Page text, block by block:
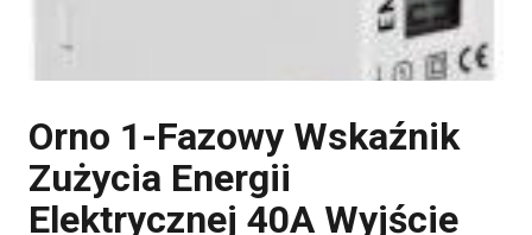
Orno 1-Fazowy Wskaźnik
Zużycia Energii
Elektrycznej 40A Wyjście